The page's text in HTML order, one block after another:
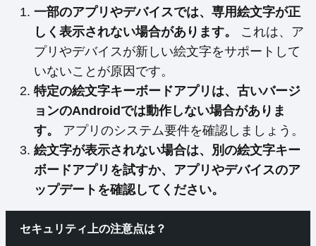
一部のアプリやデバイスでは、専用絵文字が正
しく表示されない場合があります。
これは、ア
プリやデバイスが新しい絵文字をサポートして
いないことが原因です。
特定の絵文字キーボードアプリは、古いバージ
ョンのAndroidでは動作しない場合がありま
す。
アプリのシステム要件を確認しましょう。
絵文字が表示されない場合は、別の絵文字キー
ボードアプリを試すか、アプリやデバイスのア
ップデートを確認してください。
セキュリティ上の注意点は？